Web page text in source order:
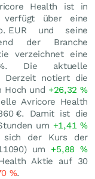
Health ist in
verfügt über eine
EUR und seine
der Branche
verzeichnet eine
. Die aktuelle
Derzeit notiert die
Hoch und +26,32%
Avricore Health
€. Damit ist die
um +1,41%
sich der Kurs der
um +5,88%
Aktie auf 30
%.